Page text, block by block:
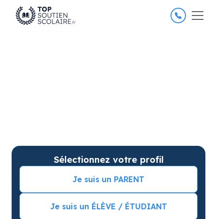
26 000 élèves satisfaits
Sélectionnez votre profil
Je suis un PARENT
Je suis un ÉLÈVE / ÉTUDIANT